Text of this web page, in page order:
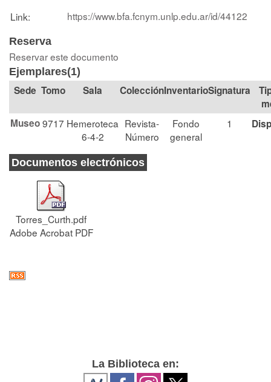
Link:
https://www.bfa.fcnym.unlp.edu.ar/id/44122
Reserva
Reservar este documento
Ejemplares(1)
Tomo Sala Colección Signatura
Museo9717 Hemeroteca
6-4-2
Revista-
Número
Fondo
general
1
Documentos electrónicos
Torres_Curth.pdf
Adobe Acrobat PDF
La Biblioteca en: